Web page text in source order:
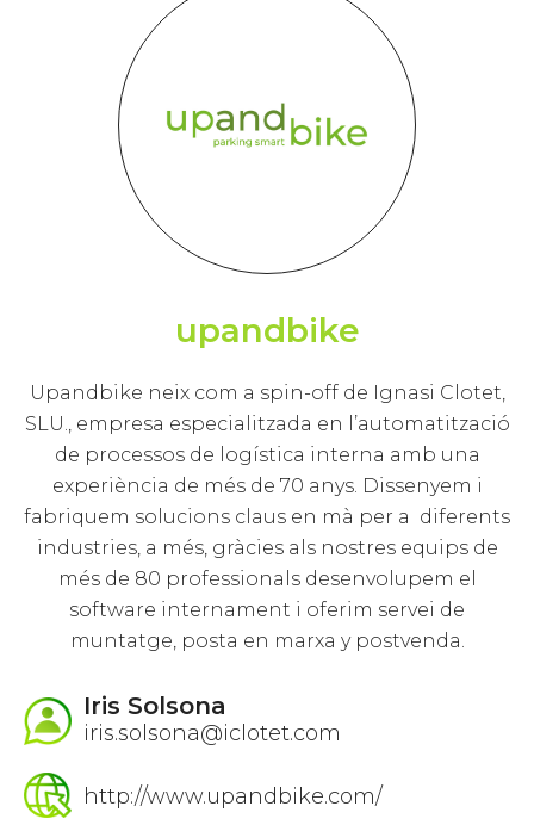
upandbike
Upandbike neix com a spin-off de Ignasi Clotet,
SLU., empresa especialitzada en l’automatització
de processos de logística interna amb una
experiència de més de 70 anys. Dissenyem i
fabriquem solucions claus en mà per a diferents
industries, a més, gràcies als nostres equips de
més de 80 professionals desenvolupem el
software internament i oferim servei de
muntatge, posta en marxa y postvenda.
Iris Solsona
iris.solsona@iclotet.com
http://www.upandbike.com/